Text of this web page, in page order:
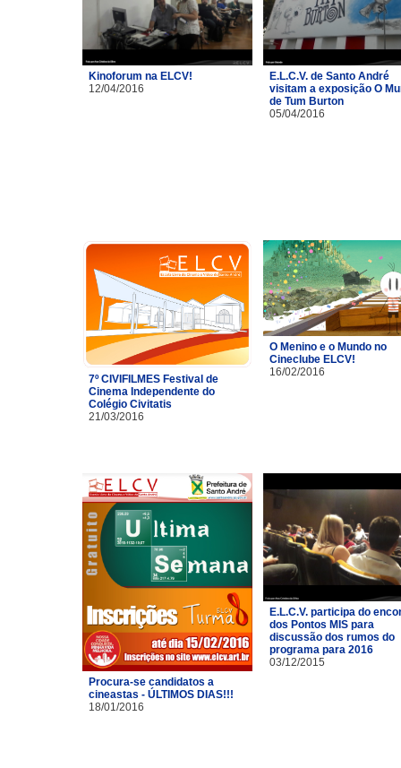
Kinoforum na ELCV!
12/04/2016
E.L.C.V. de Santo André
visitam a exposição O
de Tum Burton
05/04/2016
7º CIVIFILMES Festival de
Cinema Independente do
Colégio Civitatis
21/03/2016
O Menino e o Mundo no
Cineclube ELCV!
16/02/2016
Procura-se candidatos a
cineastas - ÚLTIMOS DIAS!!!
18/01/2016
E.L.C.V. participa do
dos Pontos MIS para
discussão dos rumos do
programa para 2016
03/12/2015